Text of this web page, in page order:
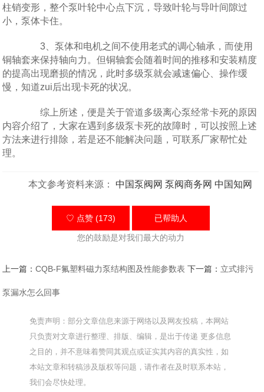
柱销变形，整个泵叶轮中心点下沉，导致叶轮与导叶间隙过
小，泵体卡住。
3、泵体和电机之间不使用老式的调心轴承，而使用
铜轴套来保持轴向力。但铜轴套会随着时间的推移和安装精度
的提高出现磨损的情况，此时多级泵就会减速偏心、操作缓
慢，知道zui后出现卡死的状况。
综上所述，便是关于管道多级离心泵经常卡死的原因
内容介绍了，大家在遇到多级泵卡死的故障时，可以按照上述
方法来进行排除，若是还不能解决问题，可联系厂家帮忙处
理。
本文参考资料来源： 中国泵阀网 泵阀商务网 中国知网
♡ 点赞 (173) 已帮助 人
您的鼓励是对我们最大的动力
上一篇：CQB-F氟塑料磁力泵结构图及性能参数表 下一篇： 立式排污
泵漏水怎么回事
免责声明：部分文章信息来源于网络以及网友投稿，本网站
只负责对文章进行整理、排版、编辑，是出于传递 更多信息
之目的，并不意味着赞同其观点或证实其内容的真实性，如
本站文章和转稿涉及版权等问题，请作者在及时联系本站，
我们会尽快处理。